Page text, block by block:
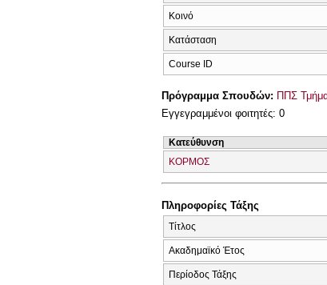
Κοινό
Κατάσταση
Course ID
Πρόγραμμα Σπουδών: ΠΠΣ
Εγγεγραμμένοι φοιτητές: 0
Κατεύθυνση
ΚΟΡΜΟΣ
Πληροφορίες Τάξης
Τίτλος
Ακαδημαϊκό Έτος
Περίοδος Τάξης